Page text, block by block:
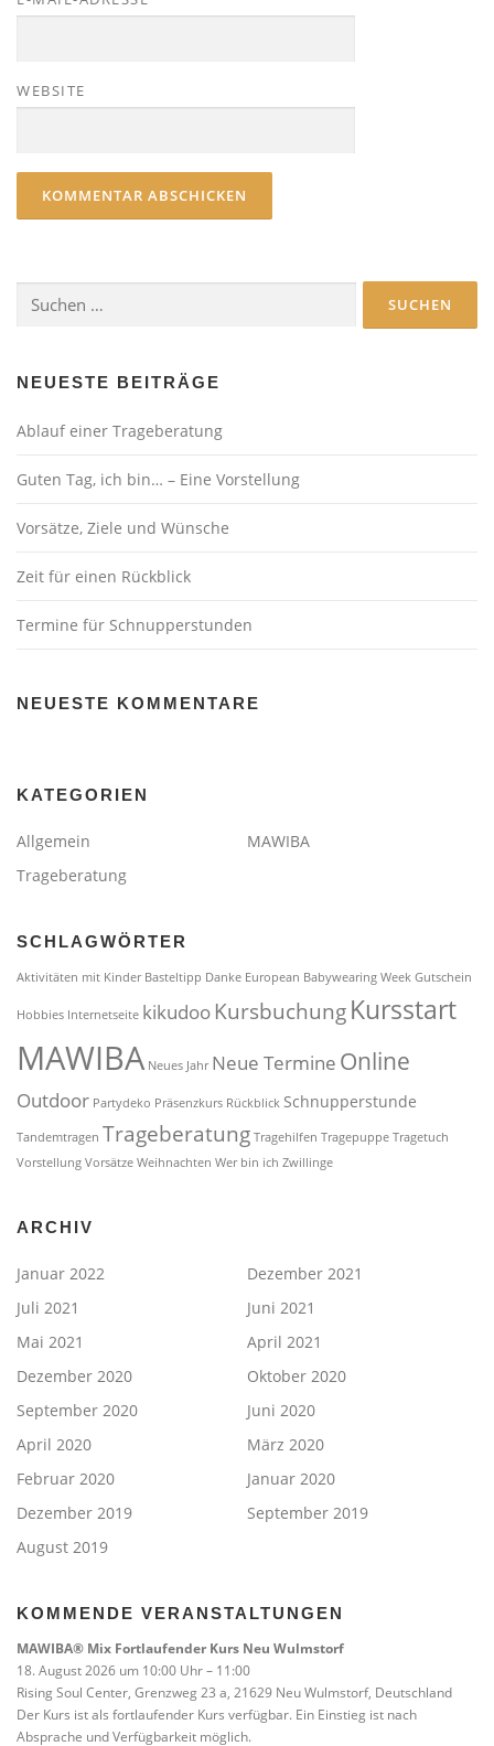
WEBSITE
nach:
NEUESTE BEITRÄGE
Ablauf einer Trageberatung
Guten Tag, ich bin… – Eine Vorstellung
Vorsätze, Ziele und Wünsche
Zeit für einen Rückblick
Termine für Schnupperstunden
NEUESTE KOMMENTARE
KATEGORIEN
Allgemein
MAWIBA
Trageberatung
SCHLAGWÖRTER
Aktivitäten mit Kinder Basteltipp Danke European Babywearing Week Gutschein
Hobbies Internetseite kikudoo KursbuchungKursstart
MAWIBA Neues Jahr Neue Termine Online
Outdoor Partydeko Präsenzkurs Rückblick Schnupperstunde
Tandemtragen Trageberatung Tragehilfen Tragepuppe Tragetuch
Vorstellung Vorsätze Weihnachten Wer bin ich Zwillinge
ARCHIV
Januar 2022
Dezember 2021
Juli 2021
Juni 2021
Mai 2021
April 2021
Dezember 2020
Oktober 2020
September 2020
Juni 2020
April 2020
März 2020
Februar 2020
Januar 2020
Dezember 2019
September 2019
August 2019
KOMMENDE VERANSTALTUNGEN
MAWIBA® Mix Fortlaufender Kurs Neu Wulmstorf
18. August 2026 um 10:00 Uhr – 11:00
Rising Soul Center, Grenzweg 23 a, 21629 Neu Wulmstorf, Deutschland
Der Kurs ist als fortlaufender Kurs verfügbar. Ein Einstieg ist nach
Absprache und Verfügbarkeit möglich.